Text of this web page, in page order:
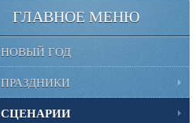
ГЛАВНОЕ МЕНЮ
НОВЫЙ ГОД
ПРАЗДНИКИ
СЦЕНАРИИ